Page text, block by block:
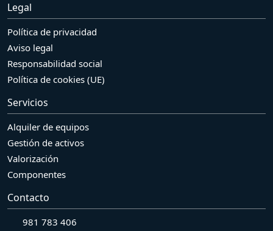
Legal
Política de privacidad
Aviso legal
Responsabilidad social
Política de cookies (UE)
Servicios
Alquiler de equipos
Gestión de activos
Valorización
Componentes
Contacto
981 783 406